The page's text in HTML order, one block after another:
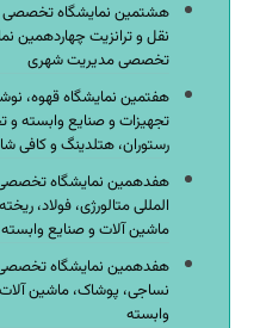
هشتمین نمایشگاه
نقل و ترانزیت چهاردهمین
تخصصی مدیریت شهری
هفتمین نمایشگاه قهوه،
تجهیزات و صنایع وابسته و
رستوران، هتلدینگ و کافی
هفدهمین نمایشگاه
المللی متالورژی، فولاد،
ماشین آلات و صنایع وابسته
هفدهمین نمایشگاه
نساجی، پوشاک، ماشین
وابسته